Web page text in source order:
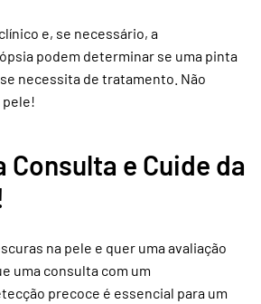
e, se necessário, a
podem determinar se uma pinta
necessita de tratamento. Não
pele!
Consulta e Cuide da
na pele e quer uma avaliação
uma consulta com um
precoce é essencial para um